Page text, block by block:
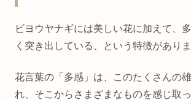
ビヨウヤナギには美しい花に加えて、
く突き出している、という特徴がありま
花言葉の「多感」は、このたくさんの
れ、そこからさまざまなものを感じ取